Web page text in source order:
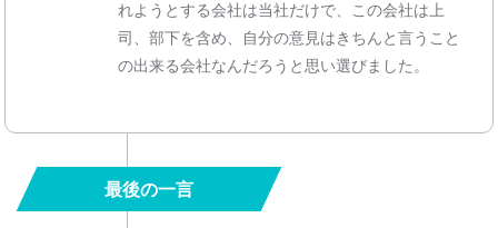
れようとする会社は当社だけで、この会社は上
司、部下を含め、自分の意見はきちんと言うこと
の出来る会社なんだろうと思い選びました。
最後の一言